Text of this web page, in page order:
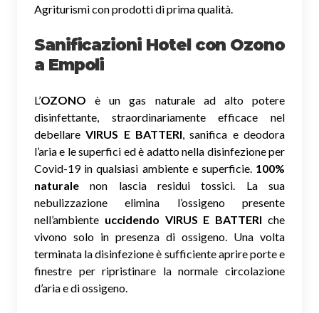
Agriturismi con prodotti di prima qualità.
Sanificazioni Hotel con Ozono
a Empoli
L’OZONO è un gas naturale ad alto potere
disinfettante, straordinariamente efficace nel
debellareVIRUS E BATTERI, sanifica e deodora
l’aria e le superfici ed è adatto nella disinfezione per
Covid-19 in qualsiasi ambiente e superficie. 100%
naturale non lascia residui tossici. La sua
nebulizzazione elimina l’ossigeno presente
nell’ambiente uccidendo VIRUS E BATTERI che
vivono solo in presenza di ossigeno. Una volta
terminata la disinfezione è sufficiente aprire porte e
finestre per ripristinare la normale circolazione
d’aria e di ossigeno.